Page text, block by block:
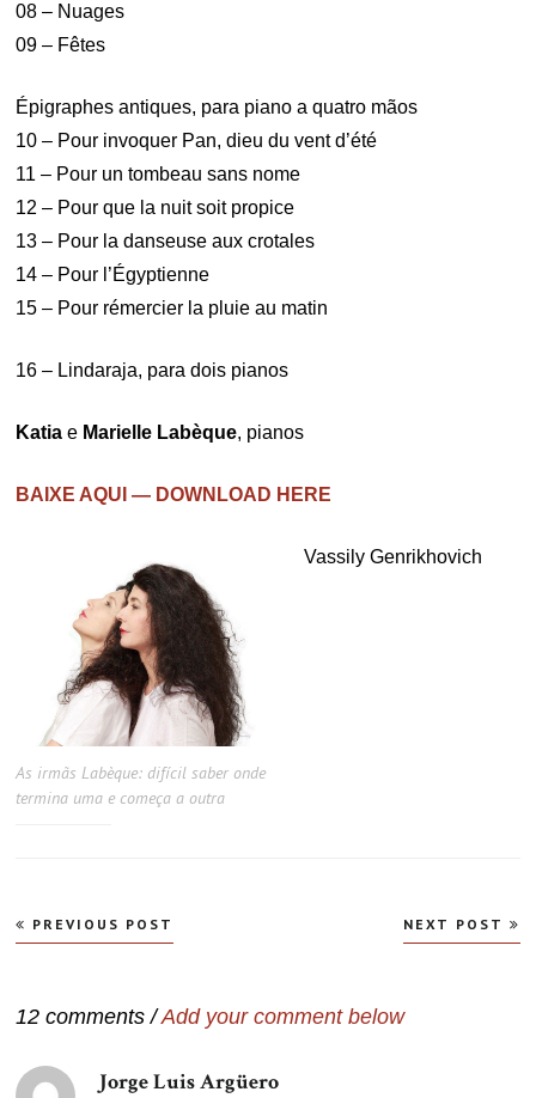
08 – Nuages
09 – Fêtes
Épigraphes antiques, para piano a quatro mãos
10 – Pour invoquer Pan, dieu du vent d’été
11 – Pour un tombeau sans nome
12 – Pour que la nuit soit propice
13 – Pour la danseuse aux crotales
14 – Pour l’Égyptienne
15 – Pour rémercier la pluie au matin
16 – Lindaraja, para dois pianos
Katia e Marielle Labèque, pianos
BAIXE AQUI — DOWNLOAD HERE
As irmãs Labèque: difícil saber onde
termina uma e começa a outra
Vassily Genrikhovich
Navegação
de
PREVIOUS POST NEXT POST
12 comments /Add your comment below
Jorge Luis Argüero